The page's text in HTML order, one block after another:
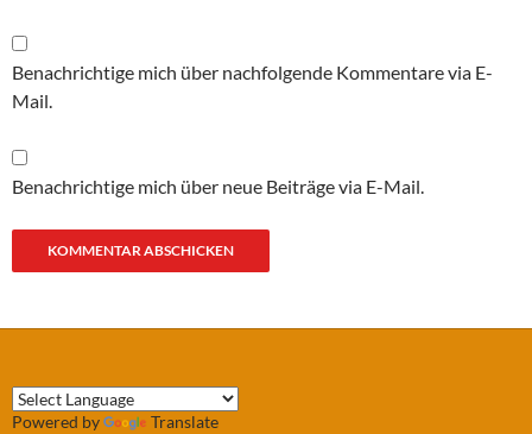
Benachrichtige mich über nachfolgende Kommentare via E-
Mail.
Benachrichtige mich über neue Beiträge via E-Mail.
Powered by Translate